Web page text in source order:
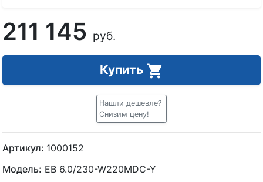
211 145 руб.
Купить
Нашли дешевле?
Снизим цену!
Артикул: 1000152
Модель: EB 6.0/230-W220MDC-Y